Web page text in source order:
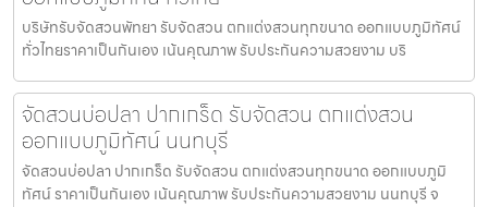
บริษัทรับจัดสวนพัทยา รับจัดสวน ตกแต่งสวนทุกขนาด ออกแบบภูมิทัศน์
ทั่วไทยราคาเป็นกันเอง เน้นคุณภาพ รับประกันความสวยงาม บริ
จัดสวนบ่อปลา ปากเกร็ด รับจัดสวน ตกแต่งสวน
ออกแบบภูมิทัศน์ นนทบุรี
จัดสวนบ่อปลา ปากเกร็ด รับจัดสวน ตกแต่งสวนทุกขนาด ออกแบบภูมิ
ทัศน์ ราคาเป็นกันเอง เน้นคุณภาพ รับประกันความสวยงาม นนทบุรี จ